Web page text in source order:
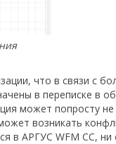
что в связи с
в переписке в
может попросту
возникать
в АРГУС WFM CC,